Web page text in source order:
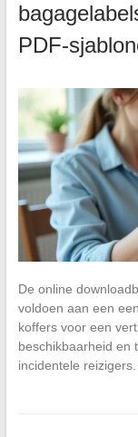
PDF-
De online
voldoen aan een
koffers voor een
beschikbaarheid en
incidentele